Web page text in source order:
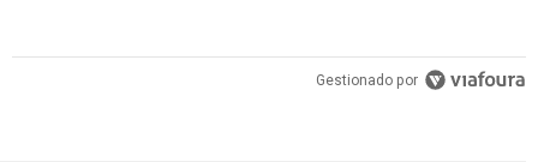
Gestionado por